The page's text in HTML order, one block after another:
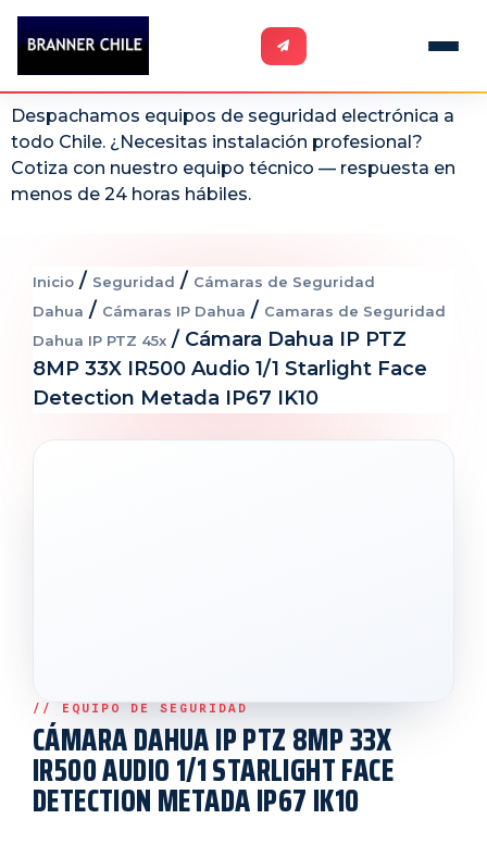
Despachamos equipos de seguridad electrónica a
todo Chile. ¿Necesitas instalación profesional?
Cotiza con nuestro equipo técnico — respuesta en
menos de 24 horas hábiles.
Inicio / Seguridad / Cámaras de Seguridad
Dahua / Cámaras IP Dahua / Camaras de Seguridad
Dahua IP PTZ 45x / Cámara Dahua IP PTZ
8MP 33X IR500 Audio 1/1 Starlight Face
Detection Metada IP67 IK10
CÁMARA DAHUA IP PTZ 8MP 33X
IR500 AUDIO 1/1 STARLIGHT FACE
DETECTION METADA IP67 IK10